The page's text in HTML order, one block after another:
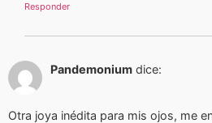
Responder
Pandemonium dice:
Otra joya inédita para mis ojos, me